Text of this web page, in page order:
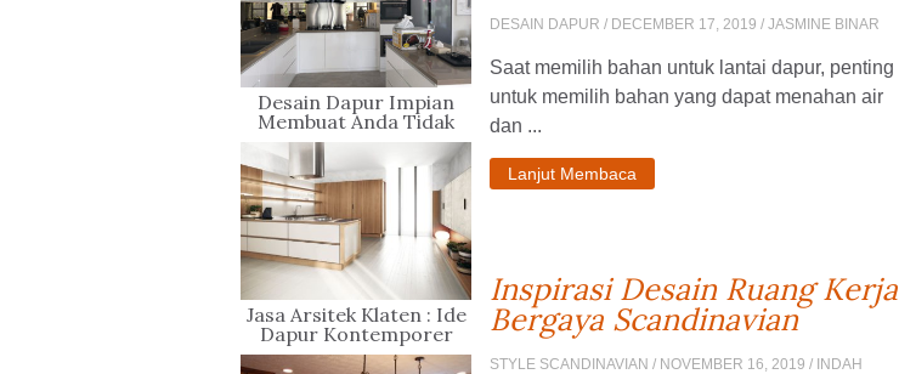
DESAIN DAPUR / DECEMBER 17, 2019 / JASMINE BINAR
Saat memilih bahan untuk lantai dapur, penting
untuk memilih bahan yang dapat menahan air
dan ...
Lanjut Membaca
Inspirasi Desain Ruang Kerja
Bergaya Scandinavian
STYLE SCANDINAVIAN / NOVEMBER 16, 2019 / INDAH
Desain Dapur Impian
Membuat Anda Tidak
Sabar Untuk Memasak
Jasa Arsitek Klaten : Ide
Dapur Kontemporer